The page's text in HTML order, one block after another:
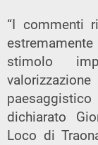
“I commenti
stimolo
dichiarato
Loco di